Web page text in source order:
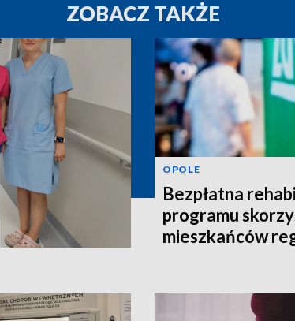
ZOBACZ TAKŻE
OPOLE
Bezpłatna
programu
mieszkańców